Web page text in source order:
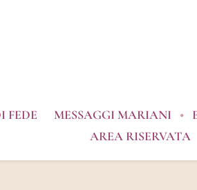
FEDE MESSAGGI MARIANI
AREA RISERVATA